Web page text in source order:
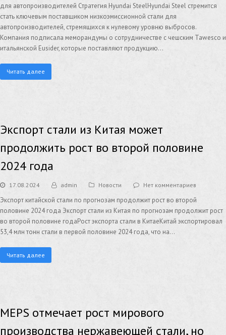
для автопроизводителей Стратегия Hyundai SteelHyundai Steel стремится
стать ключевым поставщиком низкоэмиссионной стали для
автопроизводителей, стремящихся к нулевому уровню выбросов.
Компания подписала меморандумы о сотрудничестве с чешским Tawesco и
итальянской Eusider, которые поставляют продукцию…
Читать далее
Экспорт стали из Китая может
продолжить рост во второй половине
2024 года
17.08.2024 admin Новости Нет комментариев
Экспорт китайской стали по прогнозам продолжит рост во второй
половине 2024 года Экспорт стали из Китая по прогнозам продолжит рост
во второй половине годаРост экспорта стали в КитаеКитай экспортировал
53,4 млн тонн стали в первой половине 2024 года, что на…
Читать далее
MEPS отмечает рост мирового
производства нержавеющей стали, но